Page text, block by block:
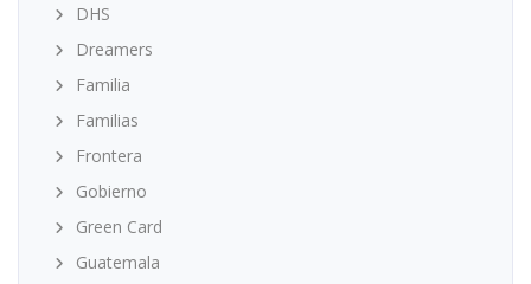
DHS
Dreamers
Familia
Familias
Frontera
Gobierno
Green Card
Guatemala